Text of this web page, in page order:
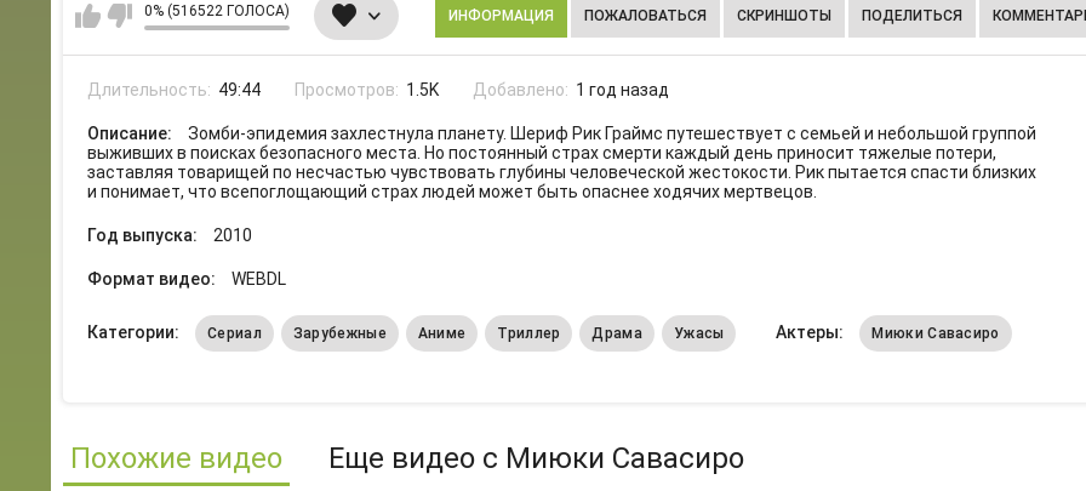
0% (516522 ГОЛОСА) ИНФОРМАЦИЯ ПОЖАЛОВАТЬСЯ СКРИНШОТЫ ПОДЕЛИТЬСЯ
Длительность: 49:44 Просмотров: 1.5K Добавлено: 1 год назад
Описание:
Зомби-эпидемия захлестнула планету. Шериф Рик Граймс путешествует с семьей и небольшой группой
выживших в поисках безопасного места. Но постоянный страх смерти каждый день приносит тяжелые потери,
заставляя товарищей по несчастью чувствовать глубины человеческой жестокости. Рик пытается спасти близких
и понимает, что всепоглощающий страх людей может быть опаснее ходячих мертвецов.
Год выпуска: 2010
Формат видео: WEBDL
Категории: Сериал Зарубежные Аниме Триллер Драма Ужасы Актеры: Миюки Савасиро
Похожие видео Еще видео с Миюки Савасиро